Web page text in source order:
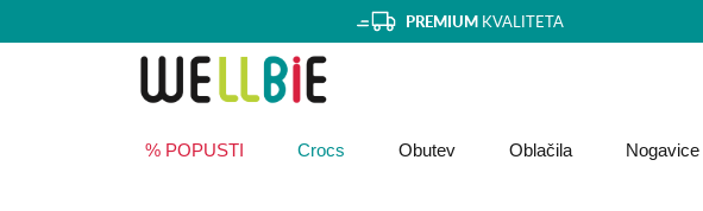
PREMIUM KVALITETA
% POPUSTI Crocs Obutev Oblačila Nogavice